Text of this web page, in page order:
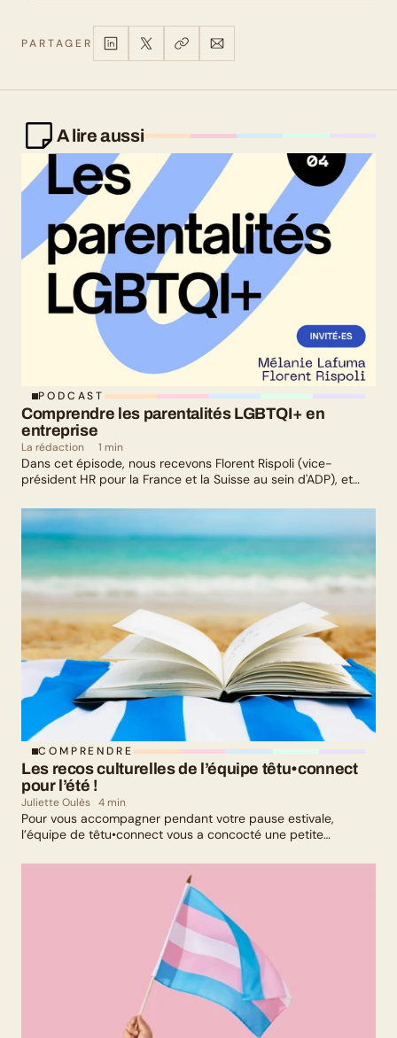
PARTAGER
A lire aussi
PODCAST
Comprendre les parentalités LGBTQI+ en
entreprise
La rédaction 1 min
Dans cet épisode, nous recevons Florent Rispoli (vice-
président HR pour la France et la Suisse au sein d'ADP), et
leurs parcours de parents LGBTQ+.
COMPRENDRE
Les recos culturelles de l’équipe têtu•connect
pour l’été !
Juliette Oulès 4 min
Pour vous accompagner pendant votre pause estivale,
l’équipe de têtu•connect vous a concocté une petite
culturelle : il y en a pour tous les goûts !